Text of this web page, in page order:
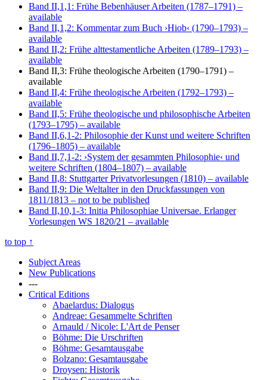
Band II,1,1: Frühe Bebenhäuser Arbeiten (1787–1791) –
available
Band II,1,2: Kommentar zum Buch ›Hiob‹ (1790–1793) –
available
Band II,2: Frühe alttestamentliche Arbeiten (1789–1793) –
available
Band II,3: Frühe theologische Arbeiten (1790–1791) –
available
Band II,4: Frühe theologische Arbeiten (1792–1793) –
available
Band II,5: Frühe theologische und philosophische Arbeiten
(1793–1795) – available
Band II,6,1-2: Philosophie der Kunst und weitere Schriften
(1796–1805) – available
Band II,7,1-2: ›System der gesammten Philosophie‹ und
weitere Schriften (1804–1807) – available
Band II,8: Stuttgarter Privatvorlesungen (1810) – available
Band II,9: Die Weltalter in den Druckfassungen von
1811/1813 – not to be published
Band II,10,1-3: Initia Philosophiae Universae. Erlanger
Vorlesungen WS 1820/21 – available
to top ↑
Subject Areas
New Publications
---
Critical Editions
Abaelardus: Dialogus
Andreae: Gesammelte Schriften
Arnauld / Nicole: L'Art de Penser
Böhme: Die Urschriften
Böhme: Gesamtausgabe
Bolzano: Gesamtausgabe
Droysen: Historik